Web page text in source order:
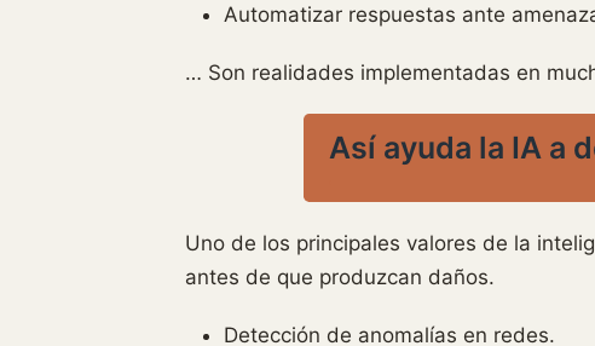
Automatizar respuestas ante
… Son realidades implementadas en
Así ayuda la IA a
Uno de los principales valores de la
antes de que produzcan daños.
Detección de anomalías en redes.